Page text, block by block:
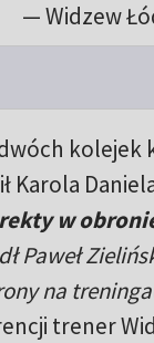
— Widzew
kolejek
Karola
w
Paweł
na
trener